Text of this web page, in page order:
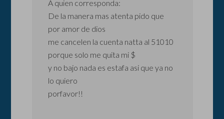
A quien corresponda:
De la manera mas atenta pido que
por amor de dios
me cancelen la cuenta natta al 51010
porque solo me quita mi $
y no bajo nada es estafa asi que ya no
lo quiero
porfavor!!